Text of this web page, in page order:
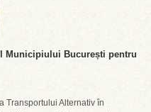
Municipiului București pentru
Transportului Alternativ în